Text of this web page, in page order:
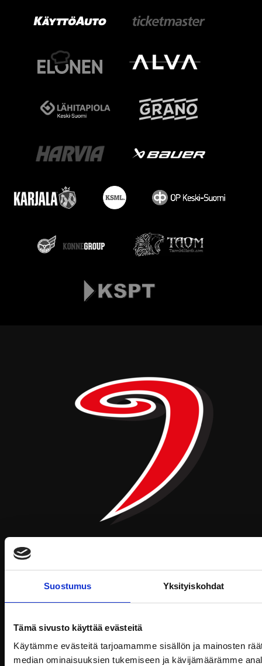
Suostumus Yksityiskohdat
Tämä sivusto käyttää evästeitä
Käytämme evästeitä tarjoamamme sisällön ja mainosten
median ominaisuuksien tukemiseen ja kävijämäärämme
Ottelut
Pikkujoulut
Liput ja kausikortit